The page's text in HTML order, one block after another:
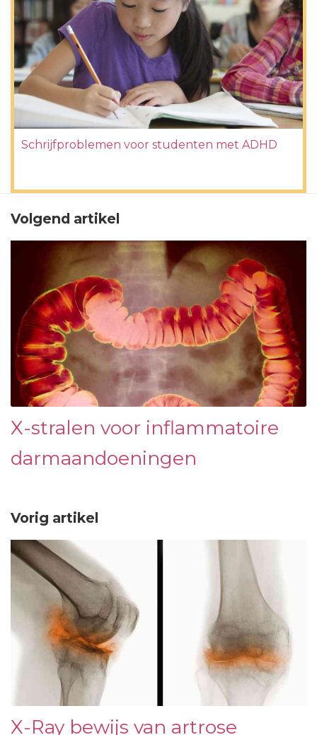
Schrijfproblemen voor studenten met ADHD
Volgend artikel
X-stralen voor inflammatoire
darmaandoeningen
Vorig artikel
X-Ray bewijs van artrose